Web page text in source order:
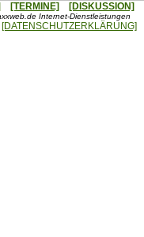
[TERMINE] [DISKUSSION]
Internet-Dienstleistungen
[DATENSCHUTZERKLÄRUNG]